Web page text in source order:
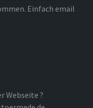
Einfach email
Webseite ?